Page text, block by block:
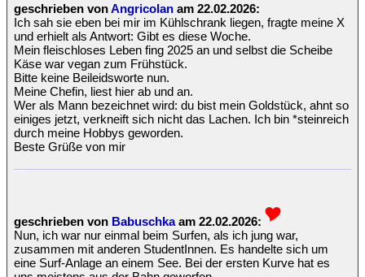
geschrieben vonAngricolan am 22.02.2026:
Ich sah sie eben bei mir im Kühlschrank liegen, fragte meine X
und erhielt als Antwort: Gibt es diese Woche.
Mein fleischloses Leben fing 2025 an und selbst die Scheibe
Käse war vegan zum Frühstück.
Bitte keine Beileidsworte nun.
Meine Chefin, liest hier ab und an.
Wer als Mann bezeichnet wird: du bist mein Goldstück, ahnt so
einiges jetzt, verkneift sich nicht das Lachen. Ich bin *steinreich
durch meine Hobbys geworden.
Beste Grüße von mir
geschrieben von Babuschkaam 22.02.2026:
Nun, ich war nur einmal beim Surfen, als ich jung war,
zusammen mit anderen StudentInnen. Es handelte sich um
eine Surf-Anlage an einem See. Bei der ersten Kurve hat es